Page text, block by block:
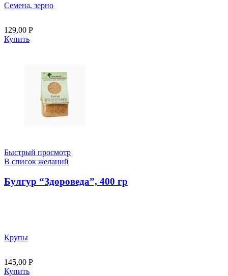
Семена, зерно
129,00 Р
Купить
Быстрый просмотр
В список желаний
Булгур “Здороведа”, 400 гр
Крупы
145,00 Р
Купить